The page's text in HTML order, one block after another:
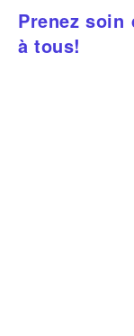
Prenez soin
à tous!